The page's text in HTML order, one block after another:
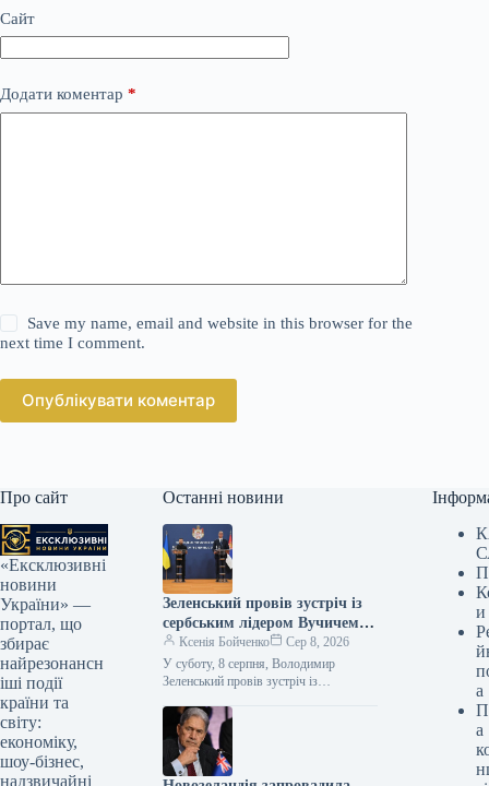
Сайт
Додати коментар *
Save my name, email and website in this browser for the
next time I comment.
Опублікувати коментар
Про сайт
«Ексклюзивні
новини
України» —
портал, що
збирає
найрезонансн
іші події
країни та
світу:
економіку,
шоу-бізнес,
надзвичайні
Останні новини
Зеленський провів зустріч із
сербським лідером Вучичем:
основні підсумки переговорів
Ксенія Бойченко
Сер 8, 2026
У суботу, 8 серпня, Володимир
Зеленський провів зустріч із
Вучичем. За підсумками переговорів
лідери провели спільну
пресконференцію.…
и
а
а